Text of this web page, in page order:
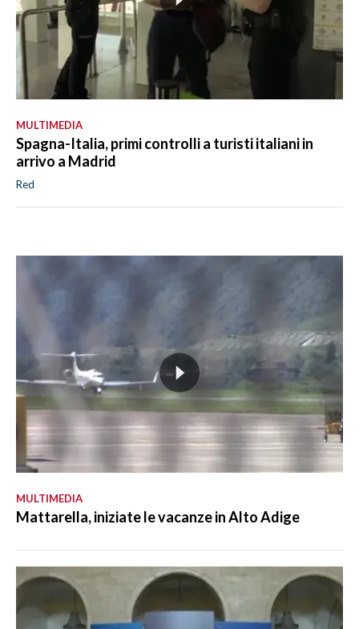
MULTIMEDIA
Spagna-Italia, primi controlli a turisti italiani in
arrivo a Madrid
Red
MULTIMEDIA
Mattarella, iniziate le vacanze in Alto Adige